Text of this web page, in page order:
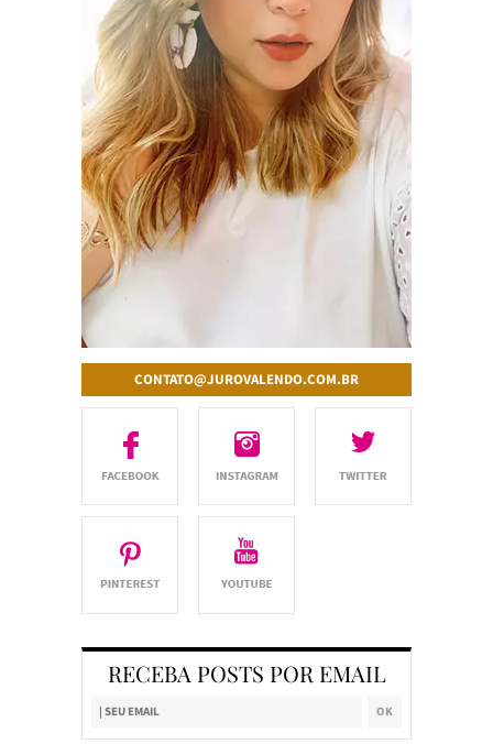
CONTATO@JUROVALENDO.COM.BR
RECEBA POSTS POR EMAIL